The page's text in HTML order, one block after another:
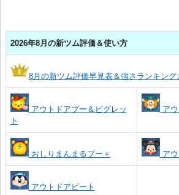
2026年8月の新ツム評価＆使い方
8月の新ツム評価早見表＆強さランキング
アウトドアプー＆ピグレッ
ト
ア
おしりまんまるプー＋ ア
アウトドアピート